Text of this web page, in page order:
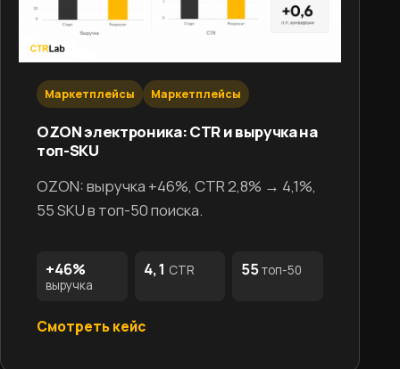
Маркетплейсы Маркетплейсы
OZON электроника: CTR и выручка на
топ-SKU
OZON: выручка +46%, CTR 2,8% → 4,1%,
55 SKU в топ-50 поиска.
+46%
выручка
4,1 CTR 55топ-50
Смотреть кейс